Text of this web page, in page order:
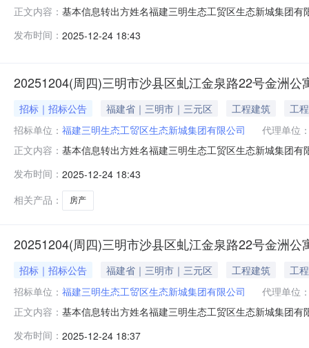
正文内容： 基本信息转出方姓名福建三明生态工贸区生态新城集团
途：城镇住宅用地/成套住宅，权利人：福建三明生态工
发布时间： 2025-12-24 18:43
20251204(周四)三明市沙县区虬江金泉路22号金洲公
招标｜招标公告 福建省｜三明市｜三元区 工程建筑
工程
招标单位： 福建三明生态工贸区生态新城集团有限公司
代理单位
正文内容： 基本信息转出方姓名福建三明生态工贸区生态新城集团
途：城镇住宅用地/成套住宅，权利人：福建三明生态工
受让方缴纳保证金并
发布时间： 2025-12-24 18:43
相关产品：
房产
20251204(周四)三明市沙县区虬江金泉路22号金洲公
招标｜招标公告 福建省｜三明市｜三元区 工程建筑
工程
招标单位： 福建三明生态工贸区生态新城集团有限公司
代理单位
正文内容： 基本信息转出方姓名福建三明生态工贸区生态新城集团
途：城镇住宅用地/成套住宅，权利人：福建三明生态工
发布时间： 2025-12-24 18:37